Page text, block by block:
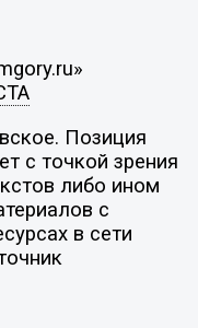
Позиция
с точкой зрения
либо ином
с
в сети